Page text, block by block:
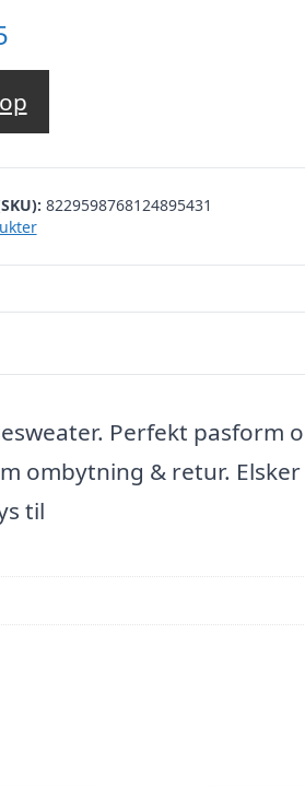
8229598768124895431
Perfekt pasform
ombytning & retur.
til